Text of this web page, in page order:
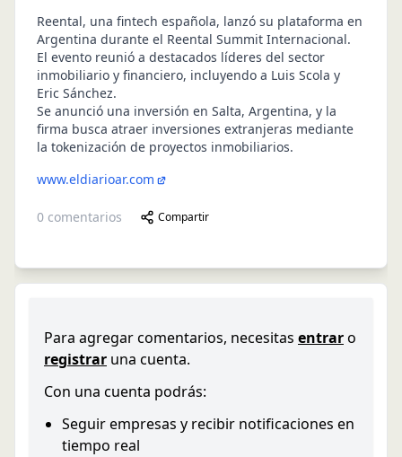
Reental, una fintech española, lanzó su plataforma en
Argentina durante el Reental Summit Internacional.
El evento reunió a destacados líderes del sector
inmobiliario y financiero, incluyendo a Luis Scola y
Eric Sánchez.
Se anunció una inversión en Salta, Argentina, y la
firma busca atraer inversiones extranjeras mediante
la tokenización de proyectos inmobiliarios.
www.eldiarioar.com
0 comentarios Compartir
Para agregar comentarios, necesitas entraro
registrar una cuenta.
Con una cuenta podrás:
Seguir empresas y recibir notificaciones en
tiempo real